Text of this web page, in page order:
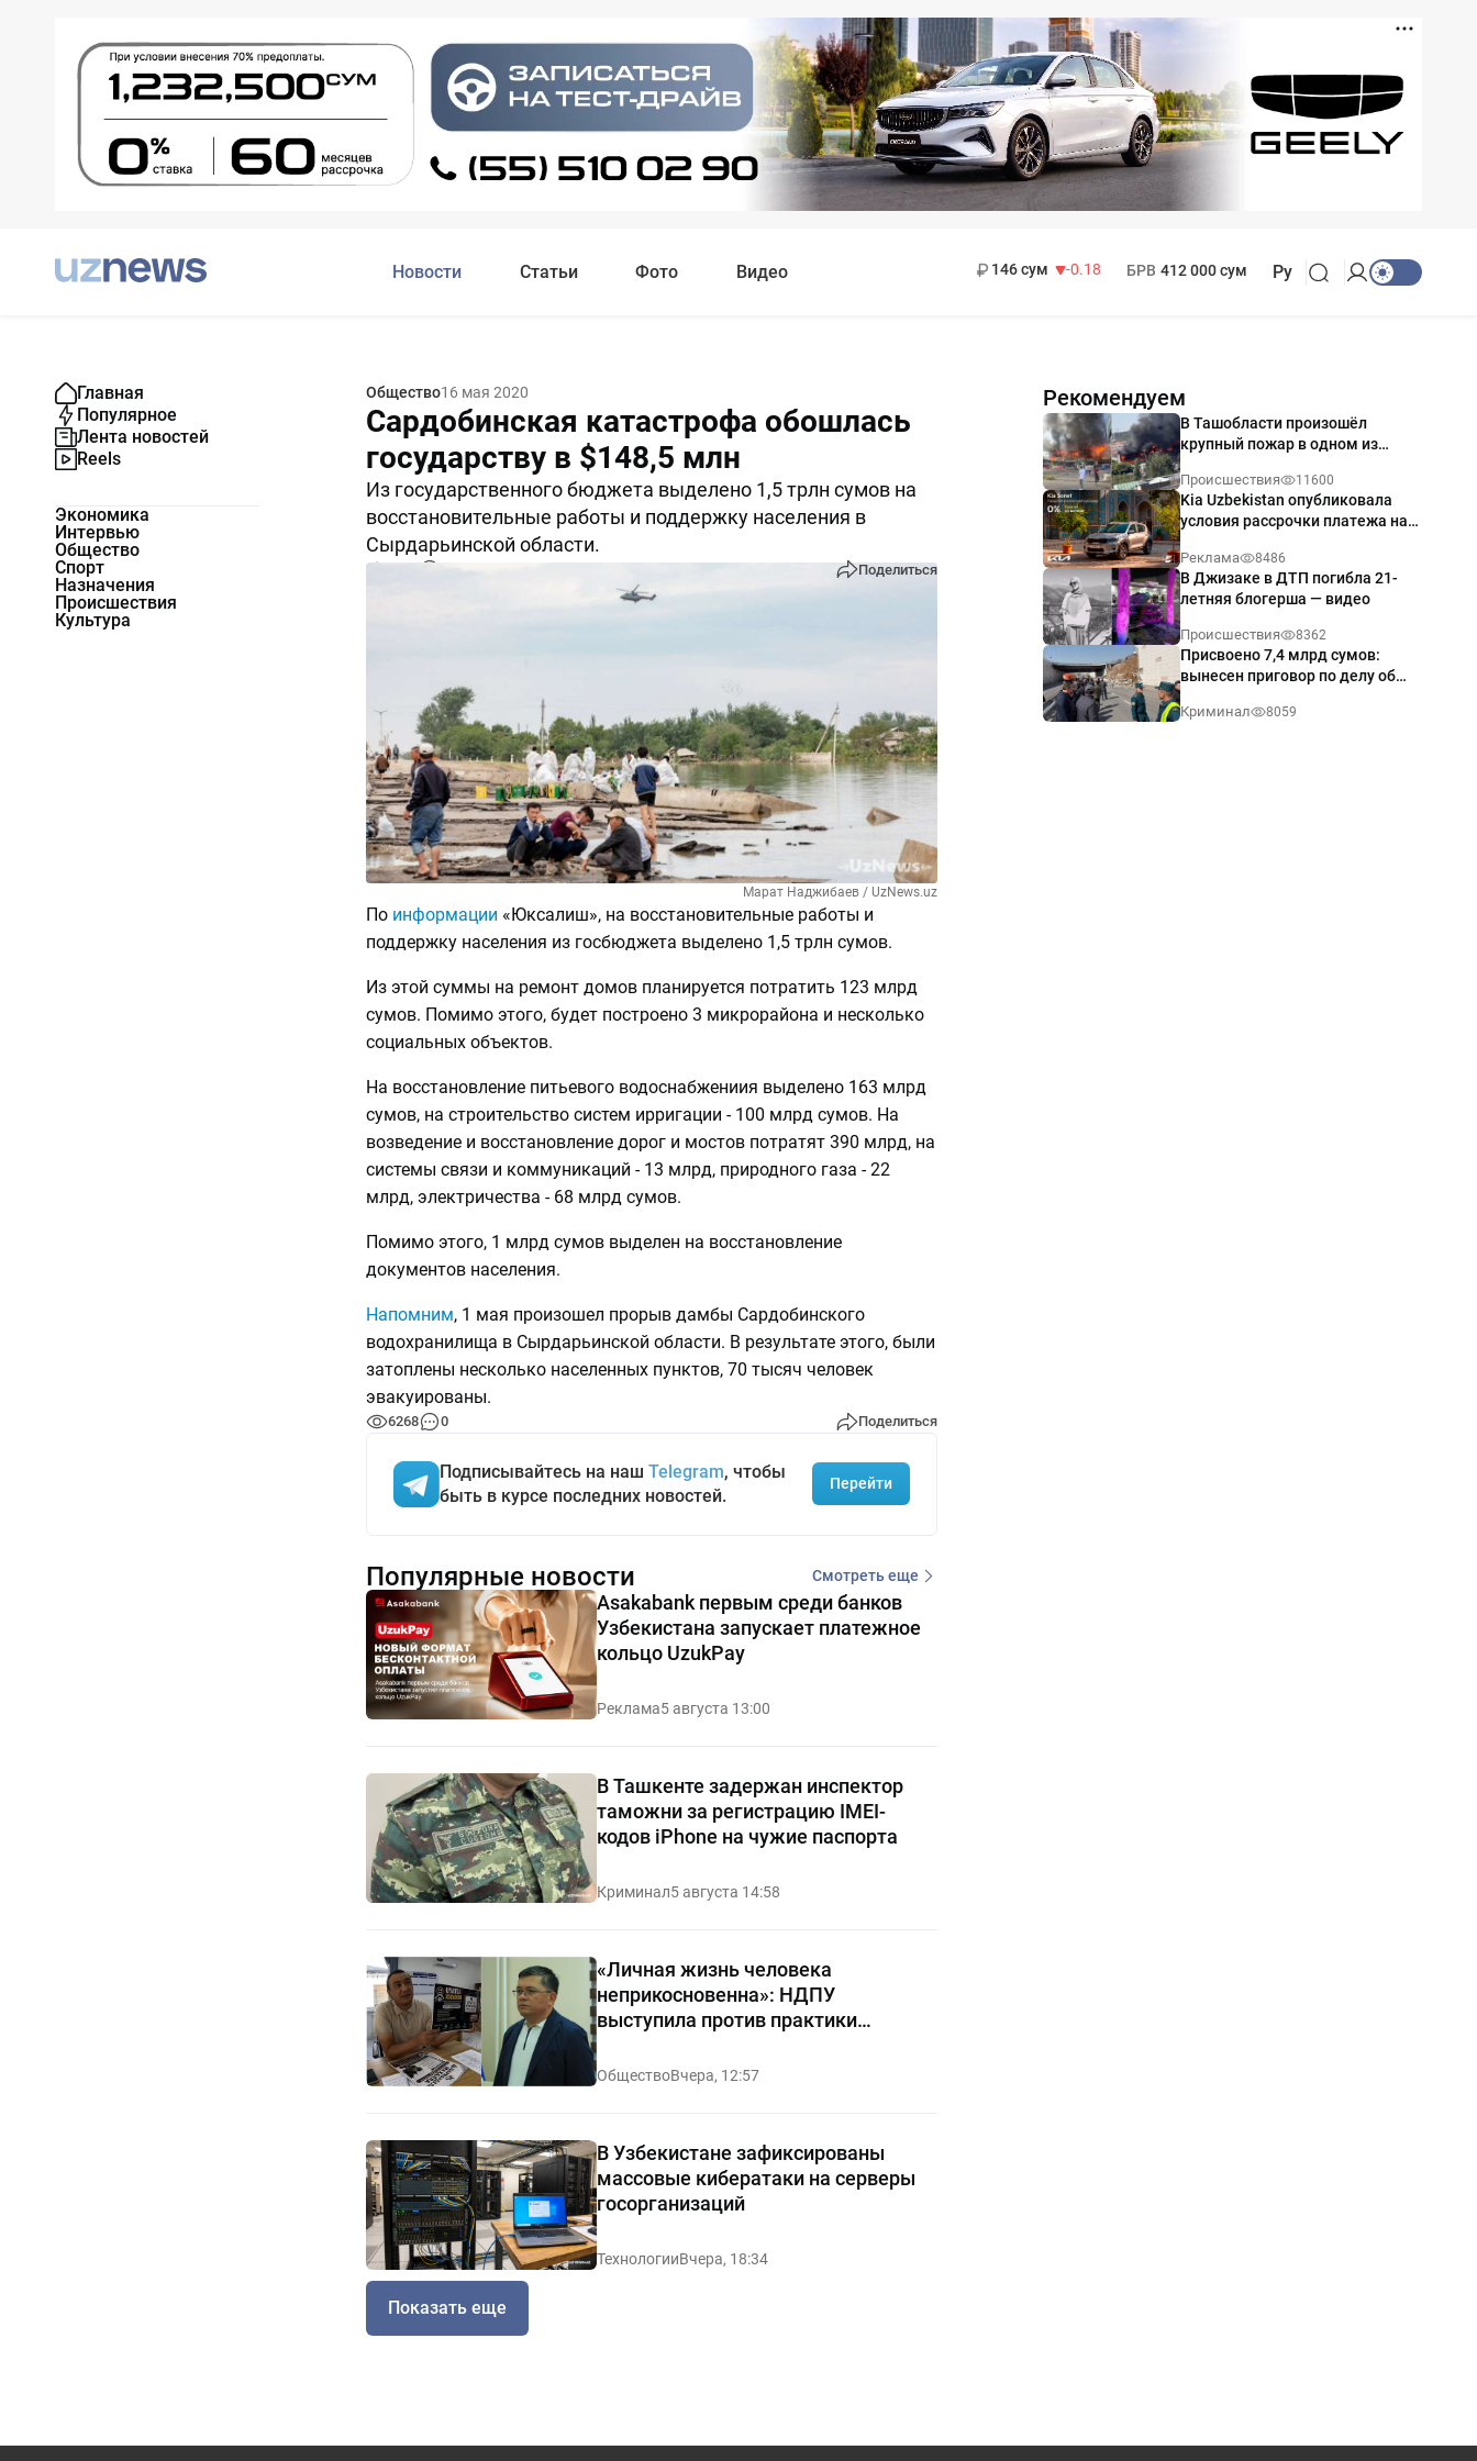
Новости Статьи Фото Видео
146 сум
-0.18
БРВ 412 000 сум Ру
Главная
Популярное
Лента новостей
Reels
Экономика
Интервью
Общество
Спорт
Назначения
Происшествия
Культура
Общество16 мая 2020
Сардобинская катастрофа обошлась
государству в $148,5 млн
Из государственного бюджета выделено 1,5 трлн сумов на
восстановительные работы и поддержку населения в
Сырдарьинской области.
Поделиться
Марат Наджибаев / UzNews.uz
По информации «Юксалиш», на восстановительные работы и
поддержку населения из госбюджета выделено 1,5 трлн сумов.
Из этой суммы на ремонт домов планируется потратить 123 млрд
сумов. Помимо этого, будет построено 3 микрорайона и несколько
социальных объектов.
На восстановление питьевого водоснабжениия выделено 163 млрд
сумов, на строительство систем ирригации - 100 млрд сумов. На
возведение и восстановление дорог и мостов потратят 390 млрд, на
системы связи и коммуникаций - 13 млрд, природного газа - 22
млрд, электричества - 68 млрд сумов.
Помимо этого, 1 млрд сумов выделен на восстановление
документов населения.
Напомним, 1 мая произошел прорыв дамбы Сардобинского
водохранилища в Сырдарьинской области. В результате этого, были
затоплены несколько населенных пунктов, 70 тысяч человек
эвакуированы.
6268 0 Поделиться
Подписывайтесь на наш Telegram, чтобы
быть в курсе последних новостей.
Перейти
Рекомендуем
В Ташобласти произошёл
крупный пожар в одном из
Происшествия 11600
Kia Uzbekistan опубликовала
условия рассрочки платежа на
годовых
Реклама 8486
В Джизаке в ДТП погибла 21-
летняя блогерша — видео
Происшествия 8362
Присвоено 7,4 млрд сумов:
вынесен приговор по делу об
Ташкенте
Криминал 8059
Популярные новости Смотреть еще
Asakabank первым среди банков
Узбекистана запускает платежное
кольцо UzukPay
Реклама5 августа 13:00
В Ташкенте задержан инспектор
таможни за регистрацию IMEI-
кодов iPhone на чужие паспорта
Криминал5 августа 14:58
«Личная жизнь человека
неприкосновенна»: НДПУ
выступила против практики
«позорных домов и махаллей»
ОбществоВчера, 12:57
В Узбекистане зафиксированы
массовые кибератаки на серверы
госорганизаций
ТехнологииВчера, 18:34
Показать еще